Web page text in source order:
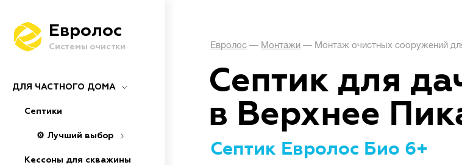
Евролос
Системы очистки
ДЛЯ ЧАСТНОГО ДОМА
Септики
⚙️ Лучший выбор
Кессоны для скважины
Евролос — Монтажи — Монтаж очистных сооружений
Септик для
в Верхнее
Септик Евролос Био 6+